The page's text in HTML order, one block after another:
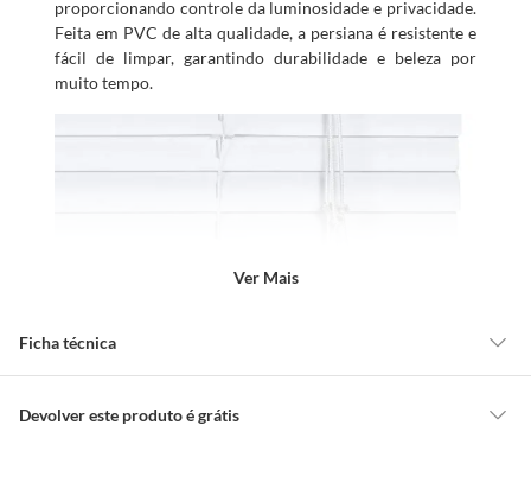
proporcionando controle da luminosidade e privacidade.
Feita em PVC de alta qualidade, a persiana é resistente e
fácil de limpar, garantindo durabilidade e beleza por
muito tempo.
Ver Mais
Ficha técnica
Marca
Devolver este produto é grátis